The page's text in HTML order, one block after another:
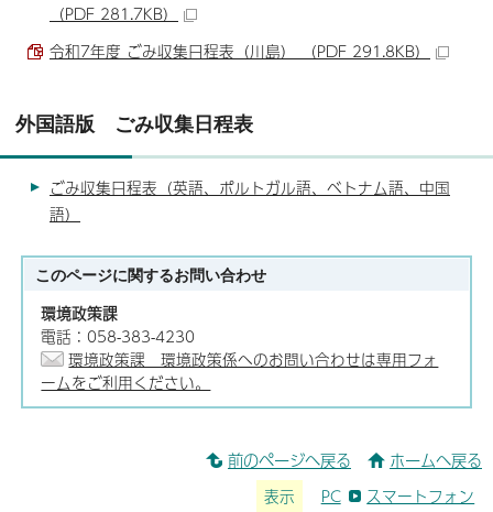
（PDF 281.7KB）
令和7年度 ごみ収集日程表（川島） （PDF 291.8KB）
外国語版 ごみ収集日程表
ごみ収集日程表（英語、ポルトガル語、ベトナム語、中国
語）
このページに関するお問い合わせ
環境政策課
電話：058-383-4230
環境政策課 環境政策係へのお問い合わせは専用フォ
ームをご利用ください。
前のページへ戻る ホームへ戻る
表示 PC スマートフォン